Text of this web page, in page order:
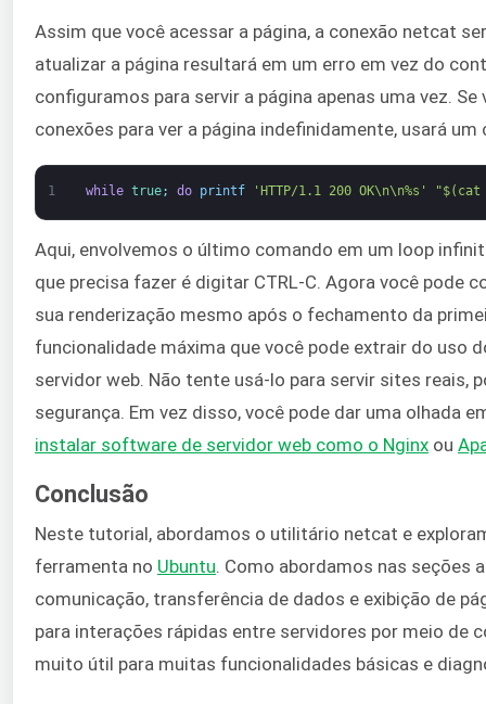
Assim que você acessar a página, a conexão netcat
atualizar a página resultará em um erro em vez do
configuramos para servir a página apenas uma vez.
conexões para ver a página indefinidamente, usará
1 while true; do printf 'HTTP/1.1 200 OK\n\n%s' "$(cat
Aqui, envolvemos o último comando em um loop
que precisa fazer é digitar CTRL-C. Agora você pode
sua renderização mesmo após o fechamento da
funcionalidade máxima que você pode extrair do uso
servidor web. Não tente usá-lo para servir sites reais,
segurança. Em vez disso, você pode dar uma olhada
instalar software de servidor web como o Nginx ou
Conclusão
Neste tutorial, abordamos o utilitário netcat e
ferramenta no Ubuntu. Como abordamos nas seções
comunicação, transferência de dados e exibição de
para interações rápidas entre servidores por meio de
muito útil para muitas funcionalidades básicas e